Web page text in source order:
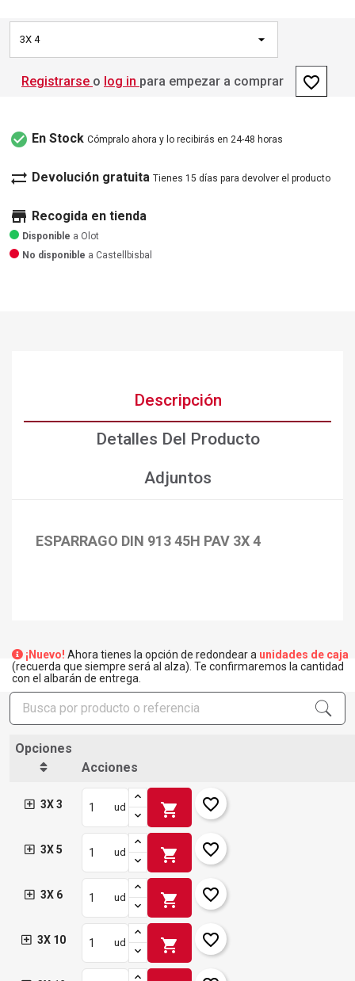
3X 4
Registrarse o log in para empezar a comprar favorite_border
check_circle En Stock Cómpralo ahora y lo recibirás en 24-48 horas
sync_alt Devolución gratuita Tienes 15 días para devolver el producto
store Recogida en tienda
Disponible a Olot
No disponible a Castellbisbal
Descripción
Detalles Del Producto
Adjuntos
ESPARRAGO DIN 913 45H PAV 3X 4
¡Nuevo! Ahora tienes la opción de redondear a unidades de caja
(recuerda que siempre será al alza). Te confirmaremos la cantidad
con el albarán de entrega.
Opciones
Acciones
3X 3 ud shopping_cart favorite_border
3X 5 ud shopping_cart favorite_border
3X 6 ud shopping_cart favorite_border
3X 10 ud shopping_cart favorite_border